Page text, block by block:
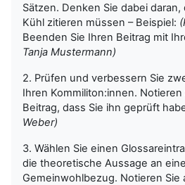
Sätzen. Denken Sie dabei
Kühl zitieren müssen – Beispiel:
Beenden Sie Ihren Beitrag mit
Tanja Mustermann)
2. Prüfen und verbessern Sie
Ihren Kommiliton:innen. Notieren
Beitrag, dass Sie ihn geprüft
Weber)
3. Wählen Sie einen
die theoretische Aussage an
Gemeinwohlbezug. Notieren Sie